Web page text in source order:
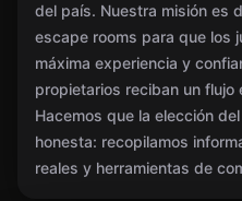
del país. Nuestra misión es
escape rooms para que los
máxima experiencia y
propietarios reciban un flujo
Hacemos que la elección
honesta: recopilamos
reales y herramientas de